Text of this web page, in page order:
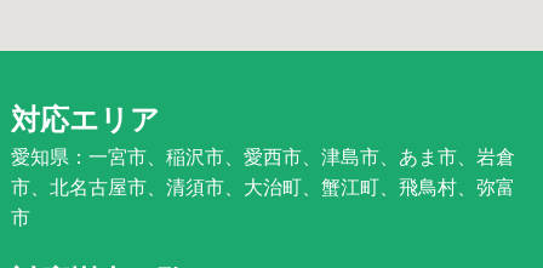
対応エリア
愛知県：一宮市、稲沢市、愛西市、津島市、あま市、岩倉
市、北名古屋市、清須市、大治町、蟹江町、飛鳥村、弥富
市